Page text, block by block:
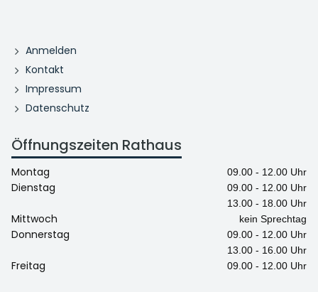
Anmelden
Kontakt
Impressum
Datenschutz
Öffnungszeiten Rathaus
Montag 09.00 - 12.00 Uhr
Dienstag
09.00 - 12.00 Uhr
13.00 - 18.00 Uhr
Mittwoch kein Sprechtag
Donnerstag
09.00 - 12.00 Uhr
13.00 - 16.00 Uhr
Freitag 09.00 - 12.00 Uhr